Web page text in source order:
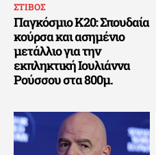
ΣΤΙΒΟΣ
Παγκόσμιο Κ20: Σπουδαία
κούρσα και ασημένιο
μετάλλιο για την
εκπληκτική Ιουλιάννα
Ρούσσου στα 800μ.